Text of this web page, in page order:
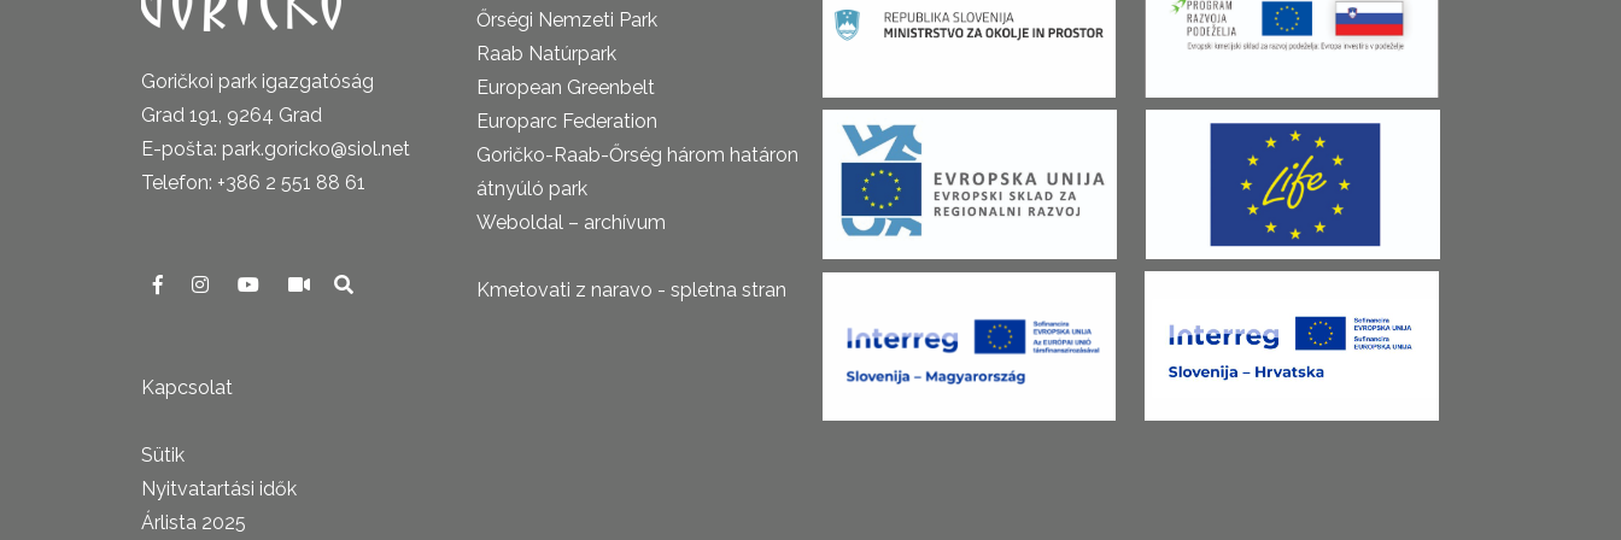
Goričkoi park igazgatóság
Grad 191, 9264 Grad
E-pošta: park.goricko@siol.net
Telefon: +386 2 551 88 61
Kapcsolat
Sütik
Nyitvatartási idők
Árlista 2025
Őrségi Nemzeti Park
Raab Natúrpark
European Greenbelt
Europarc Federation
Goričko-Raab-Őrség három határon
átnyúló park
Weboldal – archívum
Kmetovati z naravo - spletna stran